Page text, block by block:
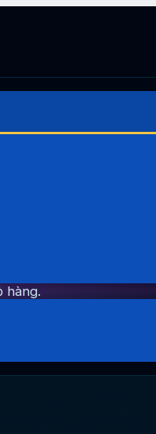
hàng.